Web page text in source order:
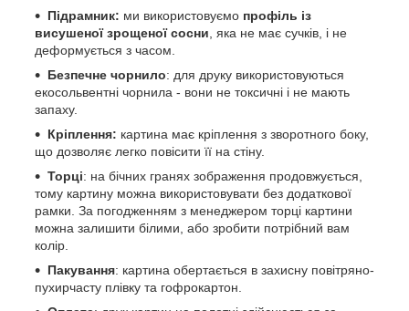
Підрамник: ми використовуємо профіль із
висушеної зрощеної сосни, яка не має сучків, і не
деформується з часом.
Безпечне чорнило: для друку використовуються
екосольвентні чорнила - вони не токсичні і не мають
запаху.
Кріплення: картина має кріплення з зворотного боку,
що дозволяє легко повісити її на стіну.
Торці: на бічних гранях зображення продовжується,
тому картину можна використовувати без додаткової
рамки. За погодженням з менеджером торці картини
можна залишити білими, або зробити потрібний вам
колір.
Пакування: картина обертається в захисну повітряно-
пухирчасту плівку та гофрокартон.